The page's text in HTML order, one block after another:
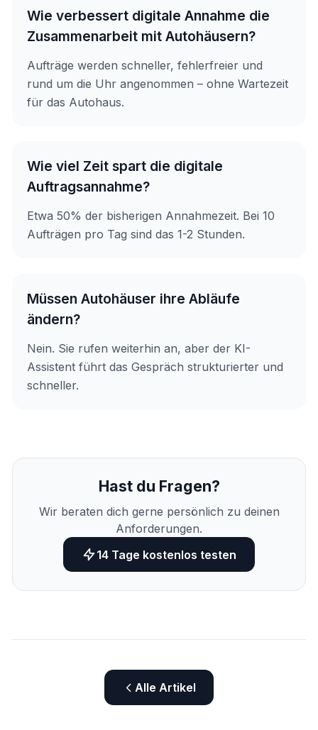
Wie verbessert digitale Annahme die
Zusammenarbeit mit Autohäusern?
Aufträge werden schneller, fehlerfreier und
rund um die Uhr angenommen – ohne Wartezeit
für das Autohaus.
Wie viel Zeit spart die digitale
Auftragsannahme?
Etwa 50% der bisherigen Annahmezeit. Bei 10
Aufträgen pro Tag sind das 1-2 Stunden.
Müssen Autohäuser ihre Abläufe
ändern?
Nein. Sie rufen weiterhin an, aber der KI-
Assistent führt das Gespräch strukturierter und
schneller.
Hast du Fragen?
Wir beraten dich gerne persönlich zu deinen
Anforderungen.
14 Tage kostenlos testen
Alle Artikel